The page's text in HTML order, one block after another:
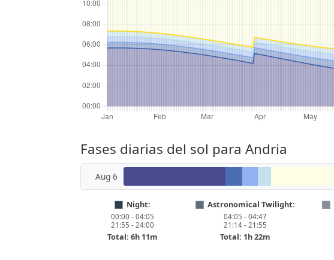
Fases diarias del sol para Andria
Aug 6
Night:
00:00 - 04:05
21:55 - 24:00
Total: 6h 11m
Astronomical Twilight:
04:05 - 04:47
21:14 - 21:55
Total: 1h 22m